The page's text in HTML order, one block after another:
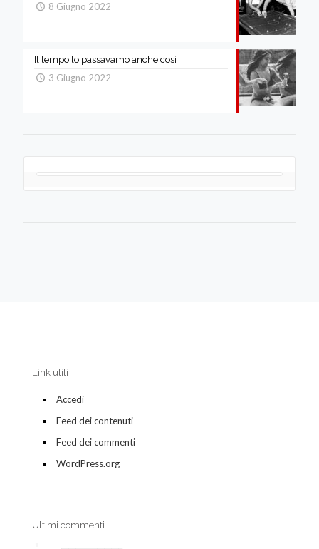
8 Giugno 2022
Il tempo lo passavamo anche così
3 Giugno 2022
Link utili
Accedi
Feed dei contenuti
Feed dei commenti
WordPress.org
Ultimi commenti